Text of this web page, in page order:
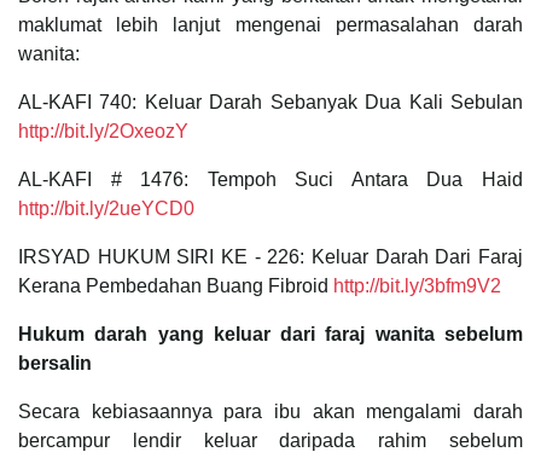
maklumat lebih lanjut mengenai permasalahan darah
wanita:
AL-KAFI 740: Keluar Darah Sebanyak Dua Kali Sebulan
http://bit.ly/2OxeozY
AL-KAFI # 1476: Tempoh Suci Antara Dua Haid
http://bit.ly/2ueYCD0
IRSYAD HUKUM SIRI KE - 226: Keluar Darah Dari Faraj
Kerana Pembedahan Buang Fibroid http://bit.ly/3bfm9V2
Hukum darah yang keluar dari faraj wanita sebelum
bersalin
Secara kebiasaannya para ibu akan mengalami darah
bercampur lendir keluar daripada rahim sebelum